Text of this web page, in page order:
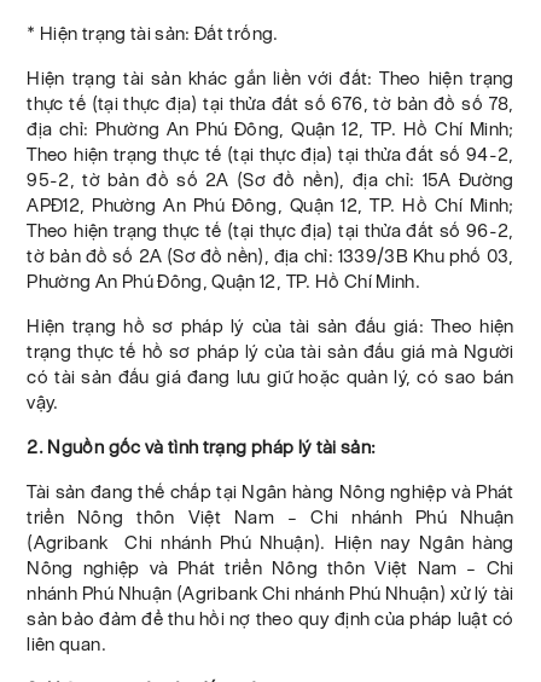
* Hiện trạng tài sản: Đất trống.
Hiện trạng tài sản khác gắn liền với đất: Theo hiện trạng
thực tế (tại thực địa) tại thửa đất số 676, tờ bản đồ số 78,
địa chỉ: Phường An Phú Đông, Quận 12, TP. Hồ Chí Minh;
Theo hiện trạng thực tế (tại thực địa) tại thửa đất số 94-2,
95-2, tờ bản đồ số 2A (Sơ đồ nền), địa chỉ: 15A Đường
APĐ12, Phường An Phú Đông, Quận 12, TP. Hồ Chí Minh;
Theo hiện trạng thực tế (tại thực địa) tại thửa đất số 96-2,
tờ bản đồ số 2A (Sơ đồ nền), địa chỉ: 1339/3B Khu phố 03,
Phường An Phú Đông, Quận 12, TP. Hồ Chí Minh.
Hiện trạng hồ sơ pháp lý của tài sản đấu giá: Theo hiện
trạng thực tế hồ sơ pháp lý của tài sản đấu giá mà Người
có tài sản đấu giá đang lưu giữ hoặc quản lý, có sao bán
vậy.
2. Nguồn gốc và tình trạng pháp lý tài sản:
Tài sản đang thế chấp tại Ngân hàng Nông nghiệp và Phát
triển Nông thôn Việt Nam – Chi nhánh Phú Nhuận
(Agribank Chi nhánh Phú Nhuận). Hiện nay Ngân hàng
Nông nghiệp và Phát triển Nông thôn Việt Nam – Chi
nhánh Phú Nhuận (Agribank Chi nhánh Phú Nhuận) xử lý tài
sản bảo đảm để thu hồi nợ theo quy định của pháp luật có
liên quan.